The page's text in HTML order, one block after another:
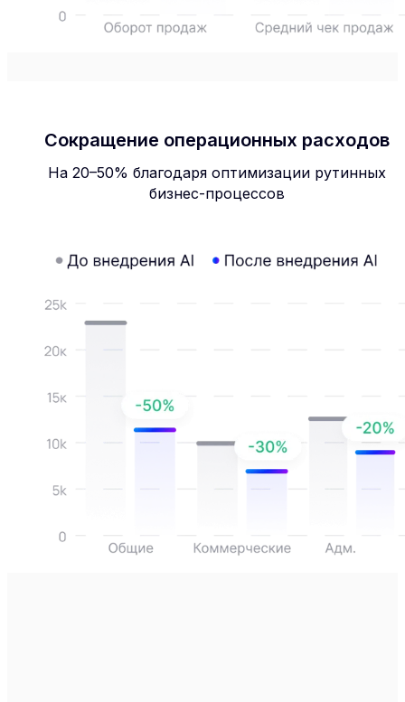
Сокращение операционных расходов
На 20–50% благодаря оптимизации рутинных
бизнес-процессов